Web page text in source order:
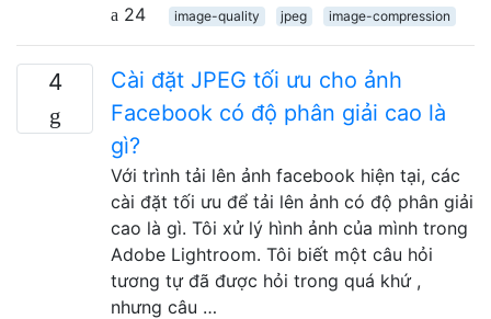
24
image-quality jpeg image-compression
4
Cài đặt JPEG tối ưu cho ảnh
Facebook có độ phân giải cao là
gì?
Với trình tải lên ảnh facebook hiện tại, các
cài đặt tối ưu để tải lên ảnh có độ phân giải
cao là gì. Tôi xử lý hình ảnh của mình trong
Adobe Lightroom. Tôi biết một câu hỏi
tương tự đã được hỏi trong quá khứ ,
nhưng câu …